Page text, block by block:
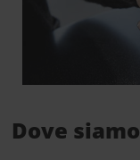
Dove siamo